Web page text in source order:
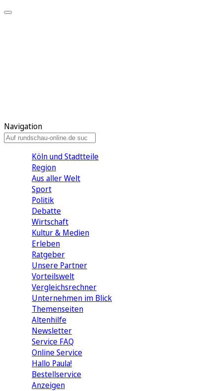
Navigation
Köln und Stadtteile
Region
Aus aller Welt
Sport
Politik
Debatte
Wirtschaft
Kultur & Medien
Erleben
Ratgeber
Unsere Partner
Vorteilswelt
Vergleichsrechner
Unternehmen im Blick
Themenseiten
Altenhilfe
Newsletter
Service FAQ
Online Service
Hallo Paula!
Bestellservice
Anzeigen